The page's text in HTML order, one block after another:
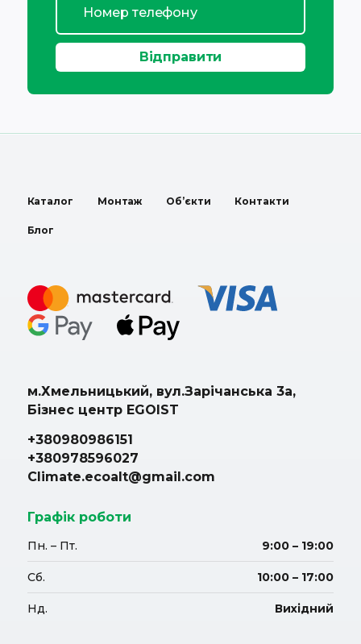
Каталог Монтаж Об’єкти Контакти
Блог
м.Хмельницький, вул.Зарічанська 3а,
Бізнес центр EGOIST
+380980986151
+380978596027
Climate.ecoalt@gmail.com
Графік роботи
Пн. – Пт. 9:00 – 19:00
Сб. 10:00 – 17:00
Нд. Вихідний